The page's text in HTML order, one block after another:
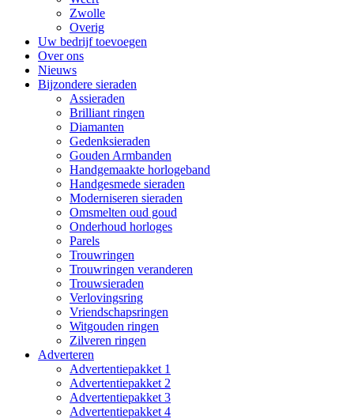
Zwolle
Overig
Uw bedrijf toevoegen
Over ons
Nieuws
Bijzondere sieraden
Assieraden
Brilliant ringen
Diamanten
Gedenksieraden
Gouden Armbanden
Handgemaakte horlogeband
Handgesmede sieraden
Moderniseren sieraden
Omsmelten oud goud
Onderhoud horloges
Parels
Trouwringen
Trouwringen veranderen
Trouwsieraden
Verlovingsring
Vriendschapsringen
Witgouden ringen
Zilveren ringen
Adverteren
Advertentiepakket 1
Advertentiepakket 2
Advertentiepakket 3
Advertentiepakket 4